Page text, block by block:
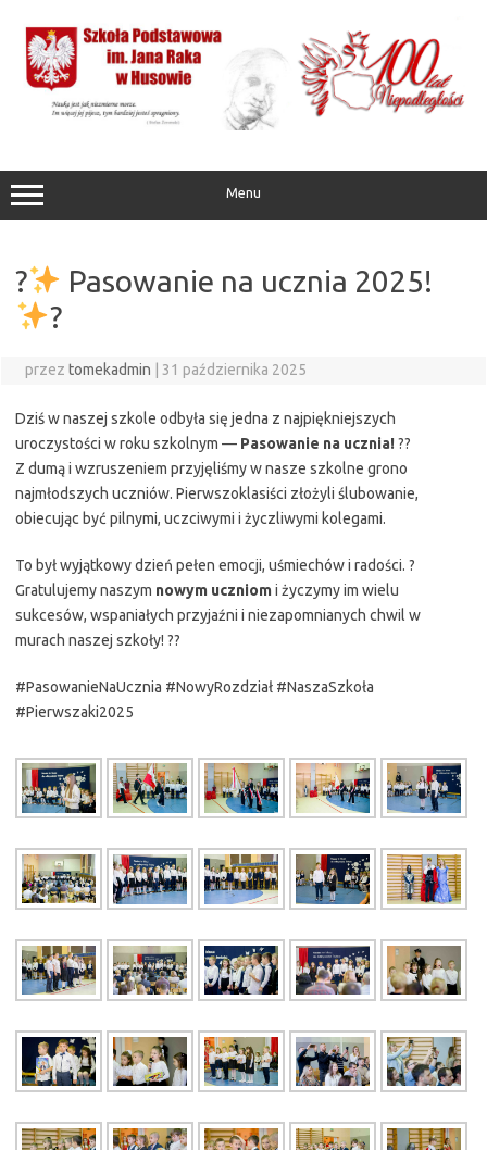
treści
Menu
?
Pasowanie na ucznia 2025!
?
przez tomekadmin | 31 października 2025
Dziś w naszej szkole odbyła się jedna z najpiękniejszych
uroczystości w roku szkolnym — Pasowanie na ucznia!??
Z dumą i wzruszeniem przyjęliśmy w nasze szkolne grono
najmłodszych uczniów. Pierwszoklasiści złożyli ślubowanie,
obiecując być pilnymi, uczciwymi i życzliwymi kolegami.
To był wyjątkowy dzień pełen emocji, uśmiechów i radości. ?
Gratulujemy naszym nowym uczniomi życzymy im wielu
sukcesów, wspaniałych przyjaźni i niezapomnianych chwil w
murach naszej szkoły! ??
#PasowanieNaUcznia #NowyRozdział #NaszaSzkoła
#Pierwszaki2025